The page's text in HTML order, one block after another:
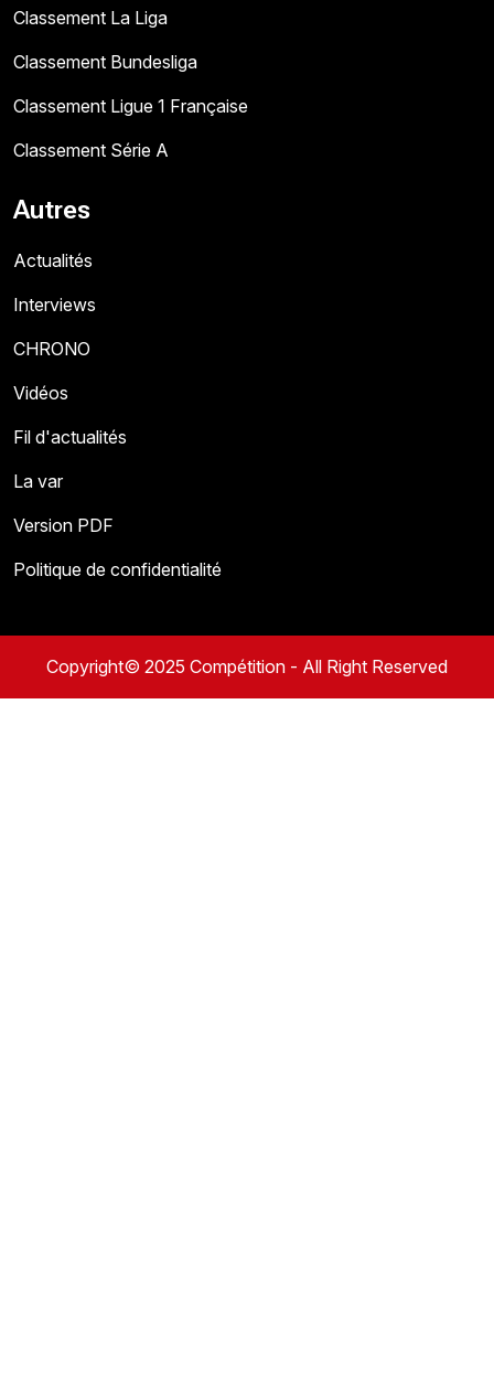
Classement La Liga
Classement Bundesliga
Classement Ligue 1 Française
Classement Série A
Autres
Actualités
Interviews
CHRONO
Vidéos
Fil d'actualités
La var
Version PDF
Politique de confidentialité
Copyright© 2025 Compétition - All Right Reserved